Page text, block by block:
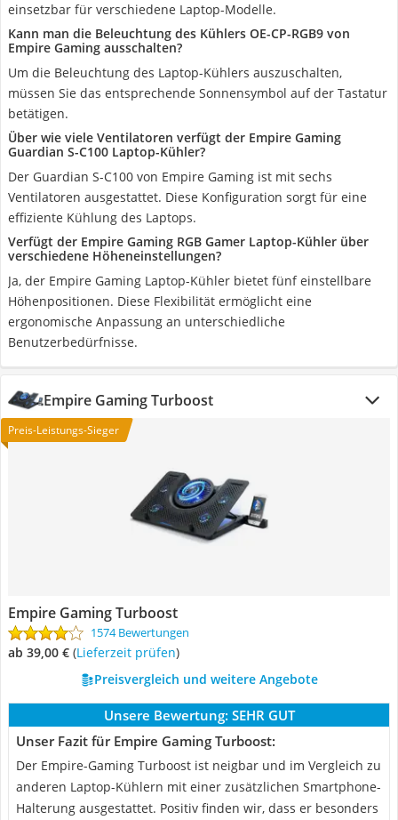
einsetzbar für verschiedene Laptop-Modelle.
Kann man die Beleuchtung des Kühlers OE-CP-RGB9 von
Empire Gaming ausschalten?
Um die Beleuchtung des Laptop-Kühlers auszuschalten,
müssen Sie das entsprechende Sonnensymbol auf der Tastatur
betätigen.
Über wie viele Ventilatoren verfügt der Empire Gaming
Guardian S-C100 Laptop-Kühler?
Der Guardian S-C100 von Empire Gaming ist mit sechs
Ventilatoren ausgestattet. Diese Konfiguration sorgt für eine
effiziente Kühlung des Laptops.
Verfügt der Empire Gaming RGB Gamer Laptop-Kühler über
verschiedene Höheneinstellungen?
Ja, der Empire Gaming Laptop-Kühler bietet fünf einstellbare
Höhenpositionen. Diese Flexibilität ermöglicht eine
ergonomische Anpassung an unterschiedliche
Benutzerbedürfnisse.
Empire Gaming Turboost
Preis-Leistungs-Sieger
Empire Gaming Turboost
1574 Bewertungen
ab 39,00 € (Lieferzeit prüfen)
Preisvergleich und weitere Angebote
Unsere Bewertung: SEHR GUT
Unser Fazit für Empire Gaming Turboost:
Der Empire-Gaming Turboost ist neigbar und im Vergleich zu
anderen Laptop-Kühlern mit einer zusätzlichen Smartphone-
Halterung ausgestattet. Positiv finden wir, dass er besonders